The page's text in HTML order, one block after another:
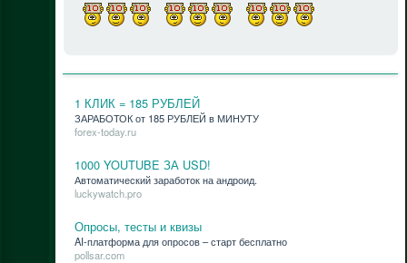
1 КЛИК = 185 РУБЛЕЙ
ЗАРАБОТОК от 185 РУБЛЕЙ в МИНУТУ
forex-today.ru
1000 YOUTUBE ЗА USD!
Ав­то­ма­ти­че­ский за­ра­бо­ток на ан­дро­ид.
luckywatch.pro
Опросы, тесты и квизы
AI-плат­фор­ма для опро­сов – старт бес­плат­но
pollsar.com